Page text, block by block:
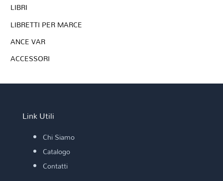
LIBRI
LIBRETTI PER MARCE
ANCE VAR
ACCESSORI
Link Utili
Chi Siamo
Catalogo
Contatti